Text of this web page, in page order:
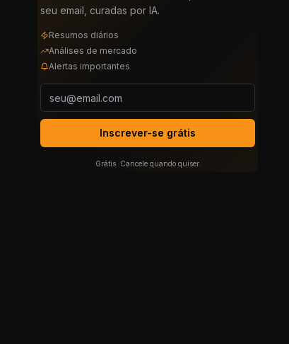
seu email, curadas por IA.
Resumos diários
Análises de mercado
Alertas importantes
Inscrever-se grátis
Grátis. Cancele quando quiser.